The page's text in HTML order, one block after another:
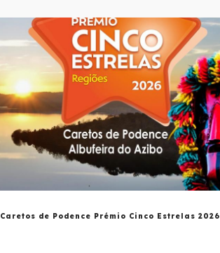
Caretos de Podence Prémio Cinco Estrelas 2026